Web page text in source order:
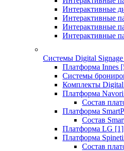
Интерактивные
Интерактивные
Интерактивные
Интерактивные
Системы Digital Signage
Платформа Innes
Системы
Комплекты Digital
Платформа Navori
Состав
Платформа
Состав
Платформа LG [1]
Платформа
Состав